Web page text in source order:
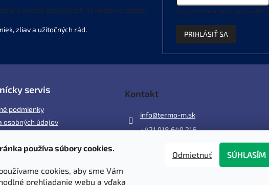
používa súbory cookies.
cookies, aby sme Vám
prehliadanie webu a vďaka
Odmietnuť SÚHLASÍM
s
o nových produktoch na našom e-shope. Vložením e-mailu súhlasíte s
PRIHLÁSIŤ SA
servis
podmienky
osobných údajov
Kontakt
info@termo-m.sk
+421 918 649 216